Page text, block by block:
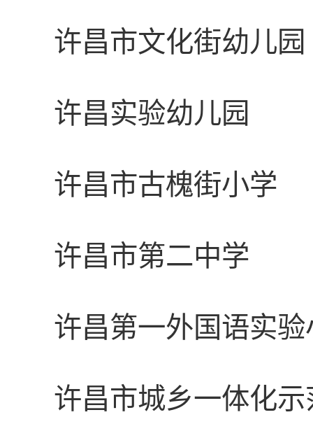
许昌市文化街幼儿园
许昌实验幼儿园
许昌市古槐街小学
许昌市第二中学
许昌第一外国语实验
许昌市城乡一体化